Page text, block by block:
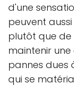
d'une
peuvent
plutôt que de
maintenir
pannes dues
qui se